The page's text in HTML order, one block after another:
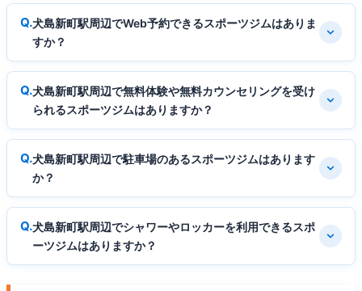
犬島新町駅周辺でWeb予約できるスポーツジムはありま
すか？
犬島新町駅周辺で無料体験や無料カウンセリングを受け
られるスポーツジムはありますか？
犬島新町駅周辺で駐車場のあるスポーツジムはあります
か？
犬島新町駅周辺でシャワーやロッカーを利用できるスポ
ーツジムはありますか？